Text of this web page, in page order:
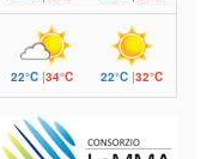
22°C|34°C 22°C |32°C